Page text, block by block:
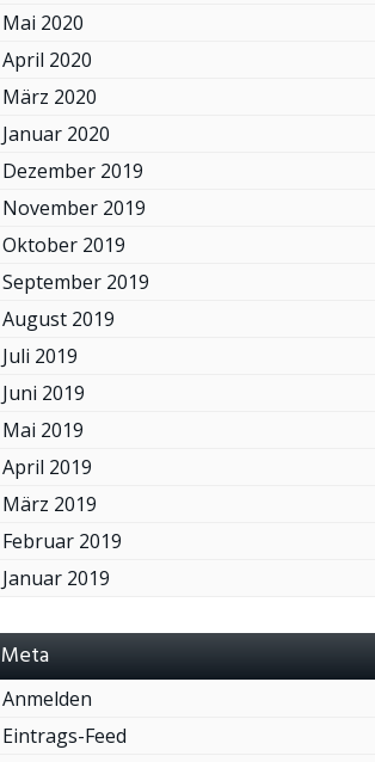
Mai 2020
April 2020
März 2020
Januar 2020
Dezember 2019
November 2019
Oktober 2019
September 2019
August 2019
Juli 2019
Juni 2019
Mai 2019
April 2019
März 2019
Februar 2019
Januar 2019
Meta
Anmelden
Eintrags-Feed